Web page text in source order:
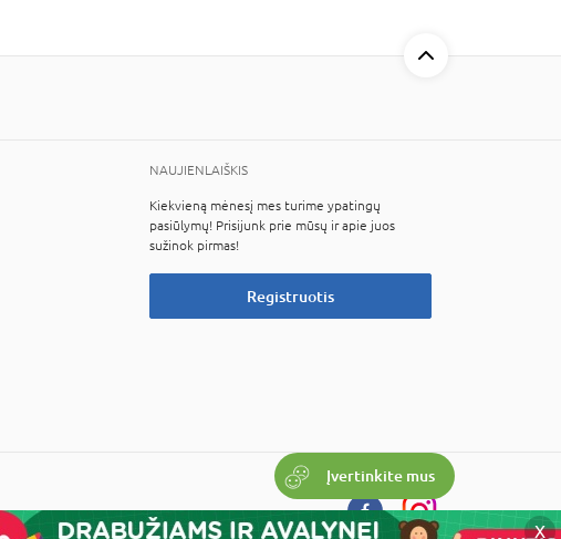
Įvertinkite mus
X
NAUJIENLAIŠKIS
Kiekvieną mėnesį mes turime ypatingų
pasiūlymų! Prisijunk prie mūsų ir apie juos
sužinok pirmas!
Registruotis